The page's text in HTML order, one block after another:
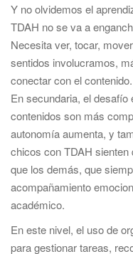
Y no olvidemos el
TDAH no se va a
Necesita ver, tocar,
sentidos involucramos,
conectar con el contenido.
En secundaria, el
contenidos son más
autonomía aumenta, y
chicos con TDAH sienten
que los demás, que
acompañamiento
académico.
En este nivel, el uso de
para gestionar tareas,